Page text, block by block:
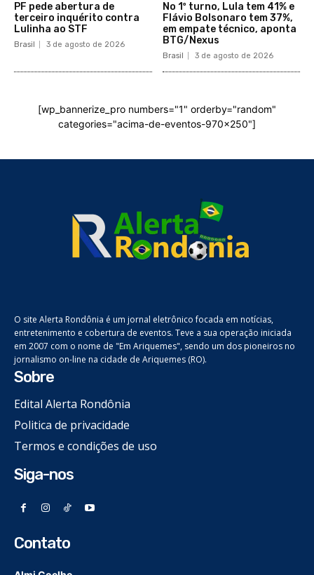
PF pede abertura de
terceiro inquérito contra
Lulinha ao STF
Brasil 3 de agosto de 2026
No 1º turno, Lula tem 41% e
Flávio Bolsonaro tem 37%,
em empate técnico, aponta
BTG/Nexus
Brasil 3 de agosto de 2026
[wp_bannerize_pro numbers="1" orderby="random"
categories="acima-de-eventos-970x250"]
O site Alerta Rondônia é um jornal eletrônico focada em notícias,
entretenimento e cobertura de eventos. Teve a sua operação iniciada
em 2007 com o nome de "Em Ariquemes", sendo um dos pioneiros no
jornalismo on-line na cidade de Ariquemes (RO).
Sobre
Edital Alerta Rondônia
Politica de privacidade
Termos e condições de uso
Siga-nos
Contato